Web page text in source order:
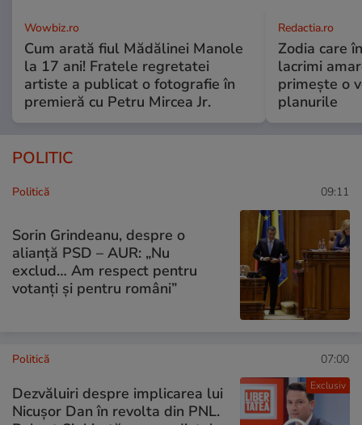
Wowbiz.ro
Cum arată fiul Mădălinei Manole
la 17 ani! Fratele regretatei
artiste a publicat o fotografie în
premieră cu Petru Mircea Jr.
Redactia.ro
Zodia care
lacrimi
primește o
planurile
POLITIC
Politică 09:11
Sorin Grindeanu, despre o
alianță PSD – AUR: „Nu
exclud… Am respect pentru
votanți și pentru români”
Exclusiv
Politică 07:00
Dezvăluiri despre implicarea lui
Nicușor Dan în revolta din PNL.